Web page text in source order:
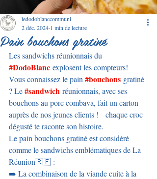
Pain bouchons gratiné
ledodoblanccommuni
2 déc. 2024 1 min de lecture
Les sandwichs réunionnais du
#DodoBlanc explosent les compteurs!
Vous connaissez le pain #bouchons gratiné
? Le #sandwich réunionnais, avec ses
bouchons au porc combava, fait un carton
auprès de nos jeunes clients !   chaque croc
dégusté te raconte son histoire.
Le pain bouchons gratiné est considéré
comme le sandwichs emblématiques de La
Réunion🇷🇪 :
➡️ La combinaison de la viande cuite à la